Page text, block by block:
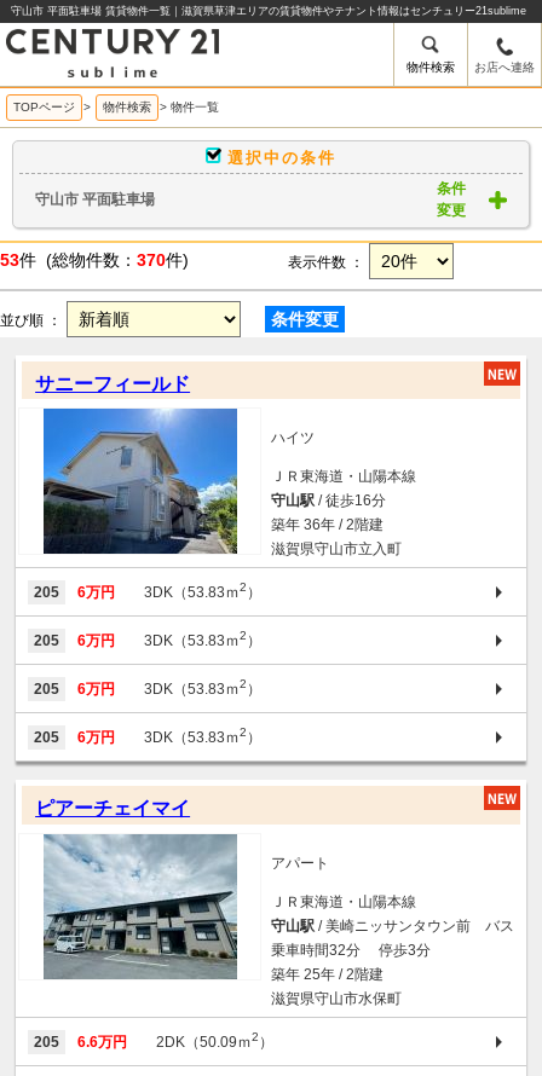
守山市 平面駐車場 賃貸物件一覧｜滋賀県草津エリアの賃貸物件やテナント情報はセンチュリー21sublime
物件検索 お店へ連絡
TOPページ > 物件検索 > 物件一覧
選択中の条件
守山市 平面駐車場
条件
変更
53件 (総物件数： 370件) 表示件数 ：
並び順 ： 条件変更
サニーフィールド
ハイツ
ＪＲ東海道・山陽本線
守山駅 / 徒歩16分
築年 36年 / 2階建
滋賀県守山市立入町
205 6万円 3DK（53.83ｍ2 ）
205 6万円 3DK（53.83ｍ2 ）
205 6万円 3DK（53.83ｍ2 ）
205 6万円 3DK（53.83ｍ2 ）
ピアーチェイマイ
アパート
ＪＲ東海道・山陽本線
守山駅 / 美崎ニッサンタウン前 バス
乗車時間32分 停歩3分
築年 25年 / 2階建
滋賀県守山市水保町
205 6.6万円 2DK（50.09ｍ2 ）